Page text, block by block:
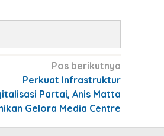
Pos berikutnya
Perkuat Infrastruktur
Partai, Anis Matta
Gelora Media Centre